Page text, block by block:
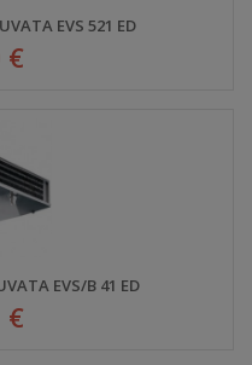
EVS 521 ED
€
EVS/B 41 ED
€